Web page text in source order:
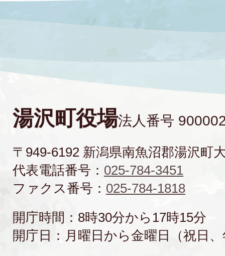
湯沢町役場法人番号
〒949-6192 新潟県南魚沼郡湯沢町
代表電話番号： 025-784-3451
ファクス番号： 025-784-1818
開庁時間：8時30分から17時15分
開庁日：月曜日から金曜日（祝日